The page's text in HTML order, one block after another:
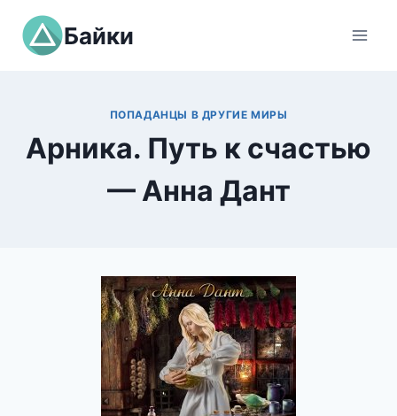
Перейти
содержимому
Байки
ПОПАДАНЦЫ В ДРУГИЕ МИРЫ
Арника. Путь к счастью
— Анна Дант